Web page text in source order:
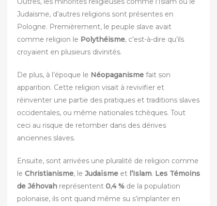
Judaïsme, d’autres religions sont présentes en
Pologne. Premièrement, le peuple slave avait
comme religion le Polythéisme, c’est-à-dire qu’ils
croyaient en plusieurs divinités.
De plus, à l’époque le Néopaganisme fait son
apparition. Cette religion visait à revivifier et
réinventer une partie des pratiques et traditions slaves
occidentales, ou même nationales tchèques. Tout
ceci au risque de retomber dans des dérives
anciennes slaves.
Ensuite, sont arrivées une pluralité de religion comme
le Christianisme, le Judaïsme et l’Islam. Les Témoins
de Jéhovah représentent 0,4 % de la population
polonaise, ils ont quand même su s’implanter en